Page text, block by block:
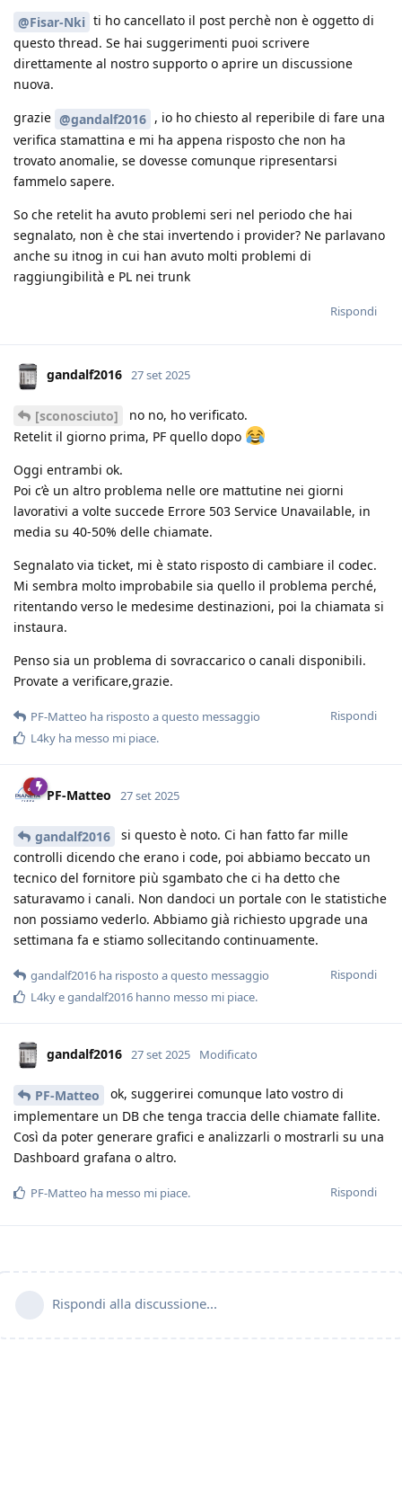
@Fisar-Nki ti ho cancellato il post perchè non è oggetto di
questo thread. Se hai suggerimenti puoi scrivere
direttamente al nostro supporto o aprire un discussione
nuova.
grazie @gandalf2016 , io ho chiesto al reperibile di fare una
verifica stamattina e mi ha appena risposto che non ha
trovato anomalie, se dovesse comunque ripresentarsi
fammelo sapere.
So che retelit ha avuto problemi seri nel periodo che hai
segnalato, non è che stai invertendo i provider? Ne parlavano
anche su itnog in cui han avuto molti problemi di
raggiungibilità e PL nei trunk
Rispondi
gandalf2016 27 set 2025
[sconosciuto]
no no, ho verificato.
Retelit il giorno prima, PF quello dopo
Oggi entrambi ok.
Poi c’è un altro problema nelle ore mattutine nei giorni
lavorativi a volte succede Errore 503 Service Unavailable, in
media su 40-50% delle chiamate.
Segnalato via ticket, mi è stato risposto di cambiare il codec.
Mi sembra molto improbabile sia quello il problema perché,
ritentando verso le medesime destinazioni, poi la chiamata si
instaura.
Penso sia un problema di sovraccarico o canali disponibili.
Provate a verificare,grazie.
Rispondi
PF-Matteo ha risposto a questo messaggio
L4ky ha messo mi piace.
PF-Matteo 27 set 2025
gandalf2016
si questo è noto. Ci han fatto far mille
controlli dicendo che erano i code, poi abbiamo beccato un
tecnico del fornitore più sgambato che ci ha detto che
saturavamo i canali. Non dandoci un portale con le statistiche
non possiamo vederlo. Abbiamo già richiesto upgrade una
settimana fa e stiamo sollecitando continuamente.
Rispondi
gandalf2016 ha risposto a questo messaggio
L4kyegandalf2016 hanno messo mi piace.
gandalf2016 27 set 2025 Modificato
PF-Matteo
ok, suggerirei comunque lato vostro di
implementare un DB che tenga traccia delle chiamate fallite.
Così da poter generare grafici e analizzarli o mostrarli su una
Dashboard grafana o altro.
Rispondi
PF-Matteo ha messo mi piace.
Rispondi alla discussione...